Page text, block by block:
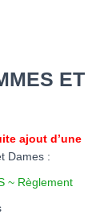
ET
ajout d’une
Dames :
~ Règlement